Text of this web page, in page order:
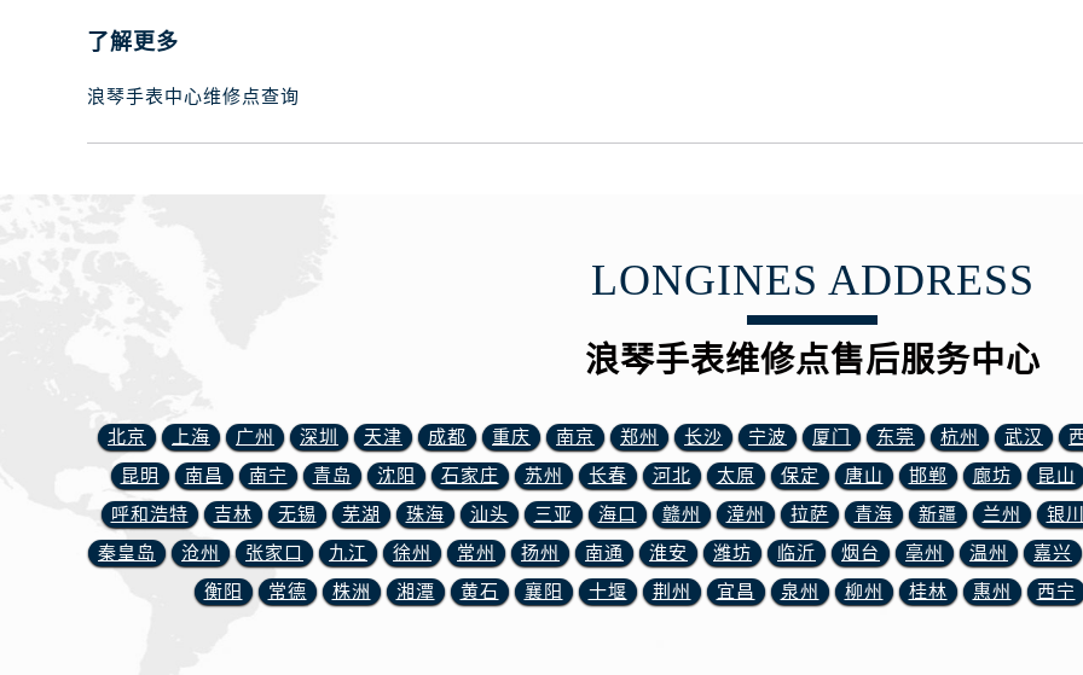
了解更多
浪琴手表中心维修点查询
LONGINES ADDRESS
浪琴手表维修点售后服务中心
北京 上海 广州 深圳 天津 成都 重庆 南京 郑州 长沙 宁波 厦门 东莞 杭州 武汉
昆明
南昌 南宁 青岛 沈阳 石家庄 苏州 长春 河北 太原 保定 唐山 邯郸 廊坊 昆山
呼和浩特
吉林 无锡 芜湖 珠海 汕头 三亚 海口 赣州 漳州 拉萨 青海 新疆 兰州 银川
秦皇岛
沧州 张家口 九江 徐州 常州 扬州 南通 淮安 潍坊 临沂 烟台 亳州 温州 嘉兴
衡阳
常德 株洲 湘潭 黄石 襄阳 十堰 荆州 宜昌 泉州 柳州 桂林 惠州 西宁